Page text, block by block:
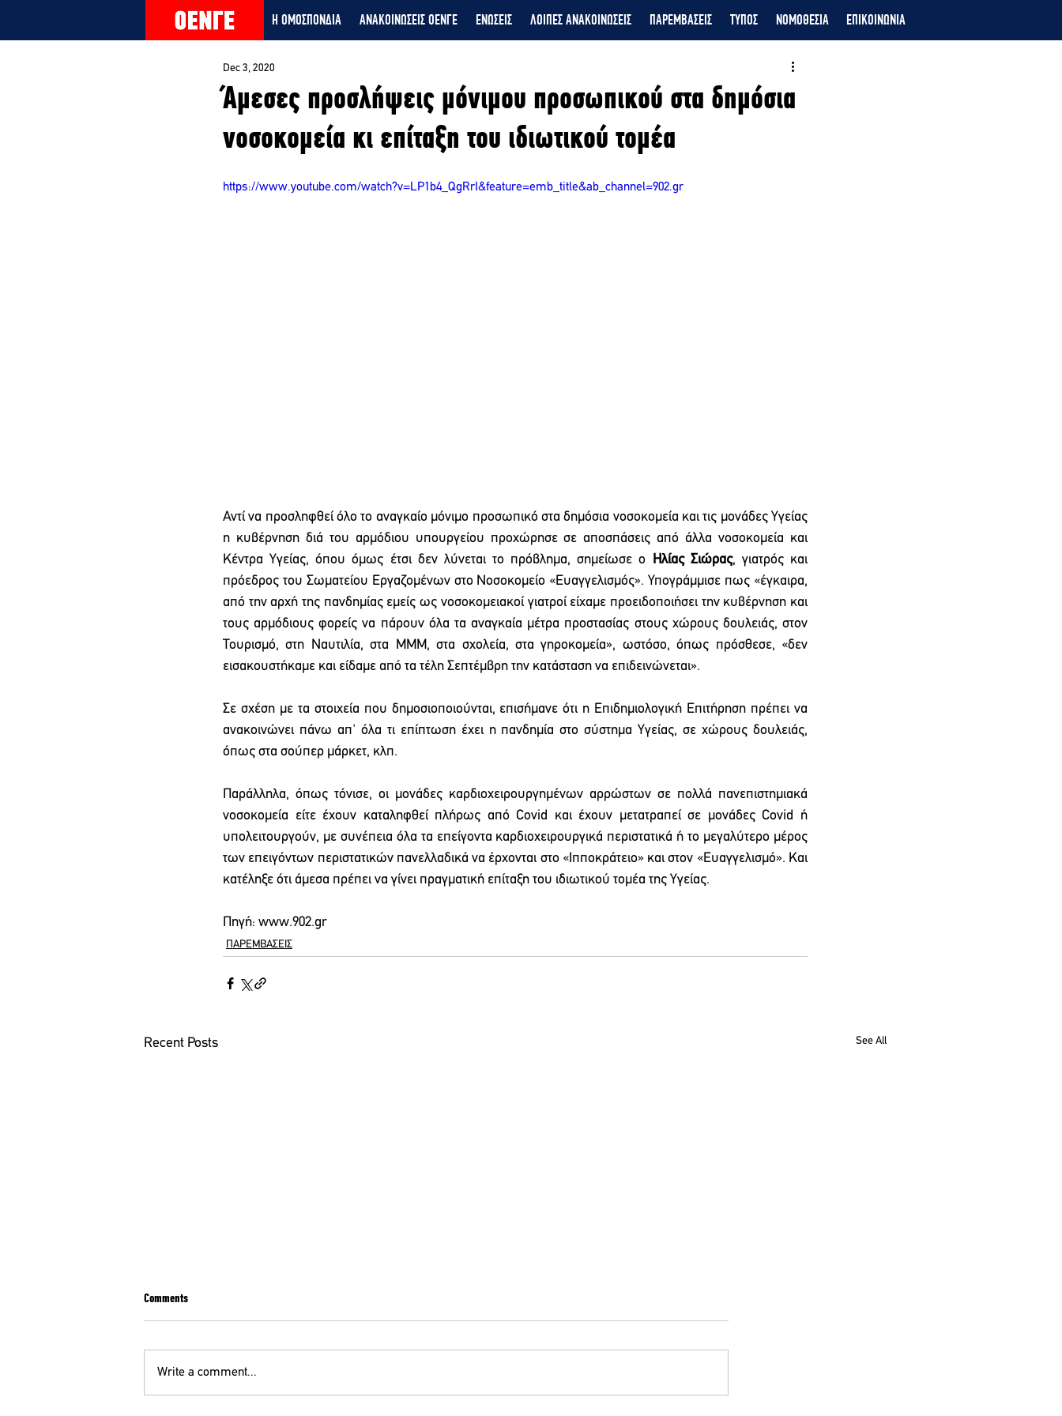
Η ΟΜΟΣΠΟΝΔΙΑ ΑΝΑΚΟΙΝΩΣΕΙΣ ΟΕΝΓΕ ΕΝΩΣΕΙΣ ΛΟΙΠΕΣ ΑΝΑΚΟΙΝΩΣΕΙΣ ΠΑΡΕΜΒΑΣΕΙΣ ΤΥΠΟΣ ΝΟΜΟΘΕΣΙΑ ΕΠΙΚΟΙΝΩΝΙΑ
Άμεσες προσλήψεις μόνιμου προσωπικού στα δημόσια
νοσοκομεία κι επίταξη του ιδιωτικού τομέα
Dec 3, 2020
https://www.youtube.com/watch?v=LP1b4_QgRrI&feature=emb_title&ab_channel=902.gr
Αντί να προσληφθεί όλο το αναγκαίο μόνιμο προσωπικό στα δημόσια νοσοκομεία και τις μονάδες Υγείας
η κυβέρνηση διά του αρμόδιου υπουργείου προχώρησε σε αποσπάσεις από άλλα νοσοκομεία και
Κέντρα Υγείας, όπου όμως έτσι δεν λύνεται το πρόβλημα, σημείωσε ο Ηλίας Σιώρας, γιατρός και
πρόεδρος του Σωματείου Εργαζομένων στο Νοσοκομείο «Ευαγγελισμός». Υπογράμμισε πως «έγκαιρα,
από την αρχή της πανδημίας εμείς ως νοσοκομειακοί γιατροί είχαμε προειδοποιήσει την κυβέρνηση και
τους αρμόδιους φορείς να πάρουν όλα τα αναγκαία μέτρα προστασίας στους χώρους δουλειάς, στον
Τουρισμό, στη Ναυτιλία, στα ΜΜΜ, στα σχολεία, στα γηροκομεία», ωστόσο, όπως πρόσθεσε, «δεν
εισακουστήκαμε και είδαμε από τα τέλη Σεπτέμβρη την κατάσταση να επιδεινώνεται».
Σε σχέση με τα στοιχεία που δημοσιοποιούνται, επισήμανε ότι η Επιδημιολογική Επιτήρηση πρέπει να
ανακοινώνει πάνω απ' όλα τι επίπτωση έχει η πανδημία στο σύστημα Υγείας, σε χώρους δουλειάς,
όπως στα σούπερ μάρκετ, κλπ.
Παράλληλα, όπως τόνισε, οι μονάδες καρδιοχειρουργημένων αρρώστων σε πολλά πανεπιστημιακά
νοσοκομεία είτε έχουν καταληφθεί πλήρως από Covid και έχουν μετατραπεί σε μονάδες Covid ή
υπολειτουργούν, με συνέπεια όλα τα επείγοντα καρδιοχειρουργικά περιστατικά ή το μεγαλύτερο μέρος
των επειγόντων περιστατικών πανελλαδικά να έρχονται στο «Ιπποκράτειο» και στον «Ευαγγελισμό». Και
κατέληξε ότι άμεσα πρέπει να γίνει πραγματική επίταξη του ιδιωτικού τομέα της Υγείας.
Πηγή: www.902.gr
ΠΑΡΕΜΒΑΣΕΙΣ
Recent Posts See All
Comments
Write a comment...